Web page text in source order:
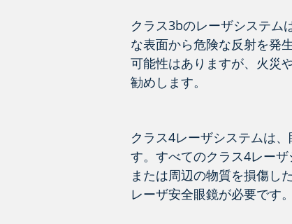
クラス3bのレーザシステム
な表面から危険な反射を発
可能性はありますが、火災
勧めします。
クラス4レーザシステムは
す。すべてのクラス4レー
または周辺の物質を損傷し
レーザ安全眼鏡が必要です。